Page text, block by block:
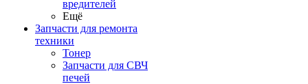
вредителей
Ещё
Запчасти для ремонта
техники
Тонер
Запчасти для СВЧ
печей